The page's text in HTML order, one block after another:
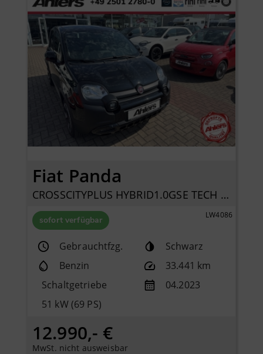
Fiat Panda
CROSSCITYPLUS HYBRID1.0GSE TECH CARPLAY
sofort verfügbar LW4086
Gebrauchtfzg.
Schwarz
Benzin
33.441 km
Schaltgetriebe
04.2023
51 kW (69 PS)
12.990,- €
MwSt. nicht ausweisbar